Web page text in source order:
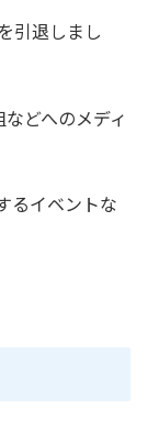
引退しまし
どへのメディ
るイベントな